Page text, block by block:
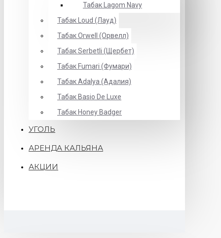
Табак Lagom Navy
Табак Loud (Лауд)
Табак Orwell (Орвелл)
Табак Serbetli (Щербет)
Табак Fumari (Фумари)
Табак Adalya (Адалия)
Табак Basio De Luxe
Табак Honey Badger
УГОЛЬ
АРЕНДА КАЛЬЯНА
АКЦИИ